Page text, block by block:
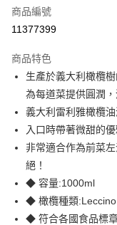
超商取貨付款
運送方式
全家取貨付款
免運費
常溫-付款後全家取貨
免運費
商品編號
11377399
商品特色
生產於義大利橄欖
為每道菜提供圓潤，
義大利雷利雅橄欖
入口時帶著微甜的
非常適合作為前菜
絕！
◆ 容量:1000ml
◆ 橄欖種類
◆ 符合各國食品標